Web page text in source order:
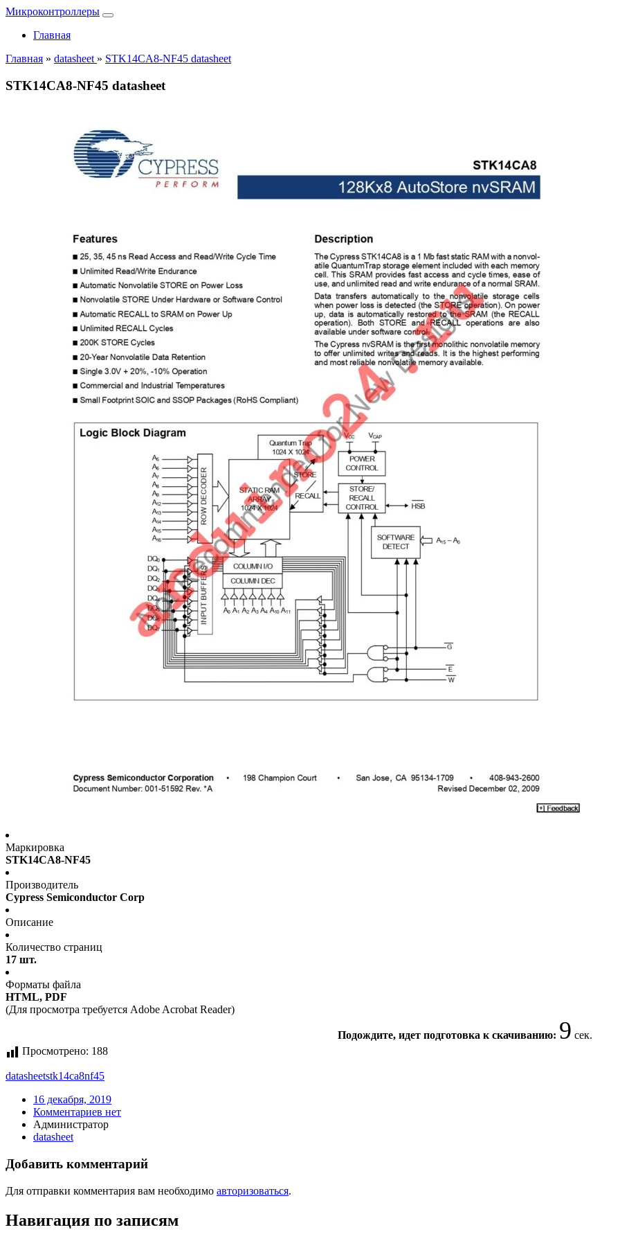
Микроконтроллеры
Главная
Главная » datasheet » STK14CA8-NF45 datasheet
STK14CA8-NF45 datasheet
Маркировка
STK14CA8-NF45
Производитель
Cypress Semiconductor Corp
Описание
Количество страниц
17 шт.
Форматы файла
HTML, PDF
(Для просмотра требуется Adobe Acrobat Reader)
Подождите, идет подготовка к скачиванию: 9 сек.
Просмотрено: 188
datasheetstk14ca8nf45
16 декабря, 2019
Комментариев нет
Администратор
datasheet
Добавить комментарий
Для отправки комментария вам необходимо авторизоваться.
Навигация по записям